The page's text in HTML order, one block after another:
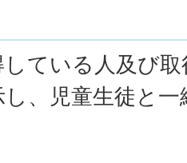
ている人及び
、児童生徒と